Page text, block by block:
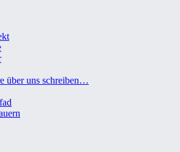
über uns schreiben…